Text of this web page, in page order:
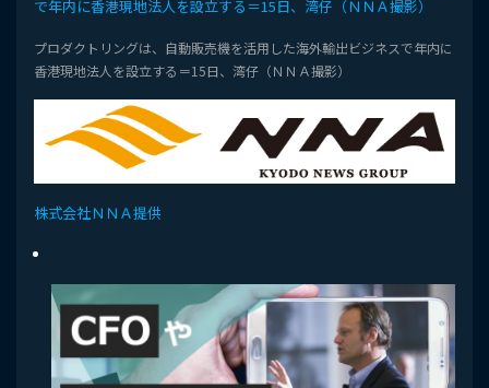
プロダクトリングは、自動販売機を活用した海外輸出ビジネスで年内に
香港現地法人を設立する＝15日、湾仔（ＮＮＡ撮影）
株式会社ＮＮＡ提供